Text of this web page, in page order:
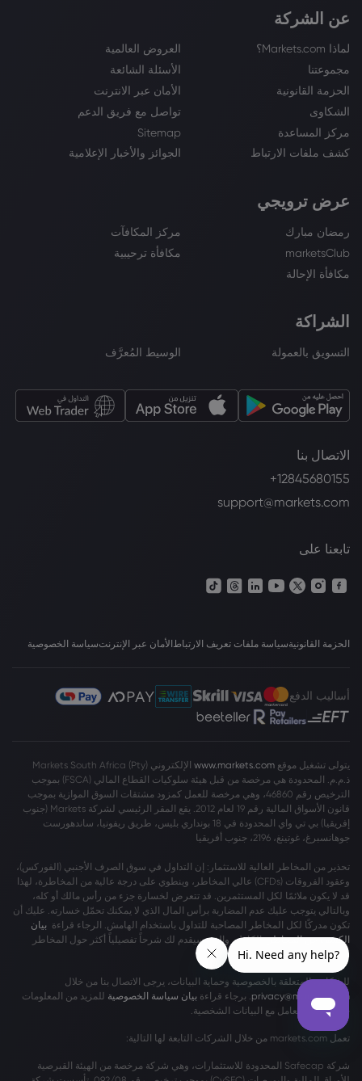
عن الشركة
لماذا Markets.com؟
العروض العالمية
مجموعتنا
الأسئلة الشائعة
الحزمة القانونية
الأمان عبر الانترنت
الشكاوى
تواصل مع فريق الدعم
مركز المساعدة
Sitemap
كشف ملفات الارتباط
الجوائز والأخبار الإعلامية
عرض ترويجي
رمضان مبارك
مركز المكافآت
marketsClub
مكافأة ترحيبية
مكافأة الإحالة
الشراكة
التسويق بالعمولة الوسيط المُعرَّف
الاتصال بنا
+12845680155
support@markets.com
تابعنا على
الحزمة القانونيةسياسة ملفات تعريف الارتباط الأمان عبر الإنترنتسياسة الخصوصية
أساليب الدفع
يتولى تشغيل موقع www.markets.com
الإلكتروني Markets South Africa (Pty)
ذ.م.م. المحدودة هي مرخصة من قبل هيئة سلوكيات القطاع المالي (FSCA) بموجب
الترخيص رقم 46860، وهي مرخصة للعمل كمزود مشتقات السوق الموازية بموجب
قانون الأسواق المالية رقم 19 لعام 2012. يقع المقر الرئيسي لشركة Markets (جنوب
إفريقيا) بي تي واي المحدودة في 18 بونداري بليس، طريق ريفونيا، ساندهورست
جوهانسبرغ، غوتينغ، 2196، جنوب أفريقيا
تحذير من المخاطر العالية للاستثمار: إن التداول في سوق الصرف الأجنبي (الفوركس)،
وعقود الفروقات (CFDs) عالي المخاطر، وينطوي على درجة عالية من المخاطرة، لهذا
قد لا يكون ملائمًا لكل المستثمرين. قد تتعرض لخسارة جزء من رأس مالك أو كله،
وبالتالي يتوجب عليك عدم المضاربة برأس المال الذي لا يمكنك تحمّل خسارته. عليك أن
تكون مدركًا لكل المخاطر المصاحبة للتداول باستخدام الهامش. الرجاء قراءة بيان
الكشف عن المخاطربالكامل، والذي سيقدم لك شرحاً تفصيلياً أكثر حول المخاطر
المشمولة.
للشكاوى المتعلقة بالخصوصية وحماية البيانات، يرجى الاتصال بنا من خلال
privacy@markets.com . برجاء قراءة بيان سياسة الخصوصية للمزيد من المعلومات
حول كيفية التعامل مع البيانات الشخصية.
تعمل markets.com من خلال الشركات التابعة لها التالية:
شركة Safecap المحدودة للاستثمارات، وهي شركة مرخصة من الهيئة القبرصية